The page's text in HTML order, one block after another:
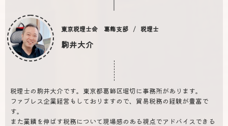
東京税理士会 葛飾支部 税理士
駒井大介
税理士の駒井大介です。東京都葛飾区堀切に事務所があります。
ファブレス企業経営もしておりますので、貿易税務の経験が豊富で
す。
また業績を伸ばす税務について現場感のある視点でアドバイスできる